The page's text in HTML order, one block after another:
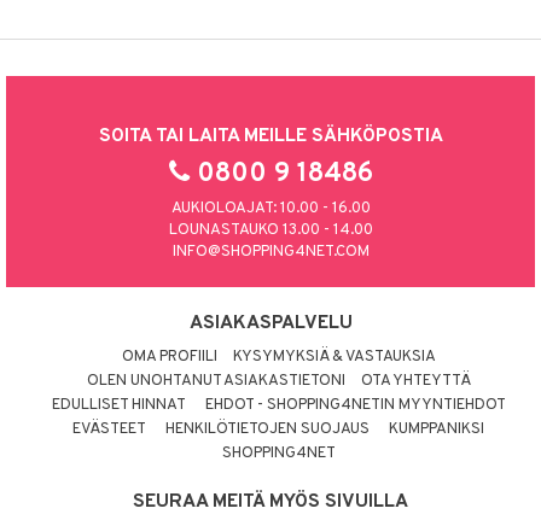
SOITA TAI LAITA MEILLE SÄHKÖPOSTIA
0800 9 18486
AUKIOLOAJAT: 10.00 - 16.00
LOUNASTAUKO 13.00 - 14.00
INFO@SHOPPING4NET.COM
ASIAKASPALVELU
OMA PROFIILI
KYSYMYKSIÄ & VASTAUKSIA
OLEN UNOHTANUT ASIAKASTIETONI
OTA YHTEYTTÄ
EDULLISET HINNAT
EHDOT - SHOPPING4NETIN MYYNTIEHDOT
EVÄSTEET
HENKILÖTIETOJEN SUOJAUS
KUMPPANIKSI
SHOPPING4NET
SEURAA MEITÄ MYÖS SIVUILLA